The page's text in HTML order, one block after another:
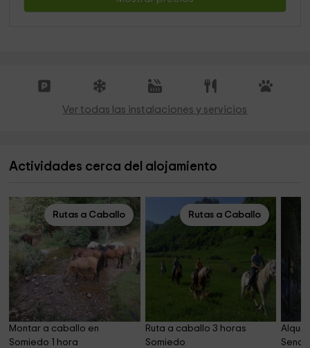
Ver todas las instalaciones y servicios
Actividades cerca del alojamiento
Rutas a Caballo
Montar a caballo en
Somiedo 1 hora
Rutas a Caballo
Ruta a caballo 3 horas
Somiedo